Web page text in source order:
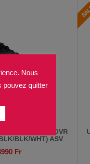
CHAUSSURE HOVR
BLK/WHT) ASV
Fr
Nous
pouvez quitter